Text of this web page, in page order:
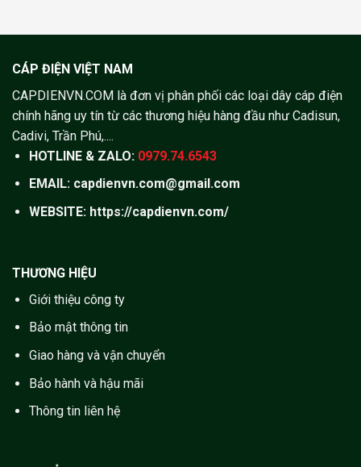
CÁP ĐIỆN VIỆT NAM
CAPDIENVN.COM là đơn vị phân phối các loại dây cáp điện
chính hãng uy tín từ các thương hiệu hàng đầu như Cadisun,
Cadivi, Trần Phú,....
HOTLINE & ZALO: 0979.74.6543
EMAIL: capdienvn.com@gmail.com
WEBSITE: https://capdienvn.com/
THƯƠNG HIỆU
Giới thiệu công ty
Bảo mật thông tin
Giao hàng và vận chuyển
Bảo hành và hậu mãi
Thông tin liên hệ